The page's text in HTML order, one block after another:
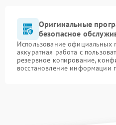
Оригинальные
безопасное
Использование официальных
аккуратная работа с
резервное копирование,
восстановление информации